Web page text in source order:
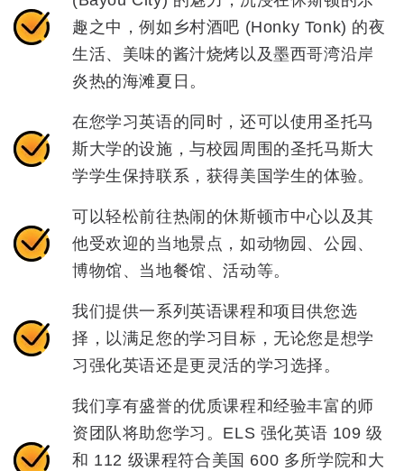
趣之中，例如乡村酒吧 (Honky Tonk) 的夜
生活、美味的酱汁烧烤以及墨西哥湾沿岸
炎热的海滩夏日。
在您学习英语的同时，还可以使用圣托马
斯大学的设施，与校园周围的圣托马斯大
学学生保持联系，获得美国学生的体验。
可以轻松前往热闹的休斯顿市中心以及其
他受欢迎的当地景点，如动物园、公园、
博物馆、当地餐馆、活动等。
我们提供一系列英语课程和项目供您选
择，以满足您的学习目标，无论您是想学
习强化英语还是更灵活的学习选择。
我们享有盛誉的优质课程和经验丰富的师
资团队将助您学习。ELS 强化英语 109 级
和 112 级课程符合美国 600 多所学院和大